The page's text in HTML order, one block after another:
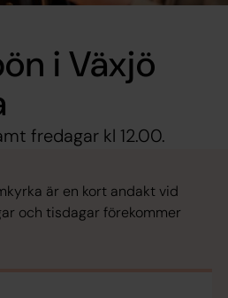
i Växjö
fredagar kl 12.00.
är en kort andakt vid
och tisdagar förekommer